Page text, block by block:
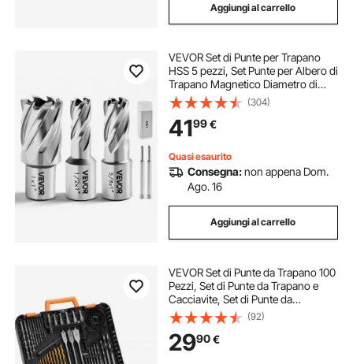
Aggiungi al carrello
VEVOR Set di Punte per Trapano
HSS 5 pezzi, Set Punte per Albero di
Trapano Magnetico Diametro di
Taglio 12,7/15,87/25,4 mm con 2
Perni di Centraggio Profondità di
Taglio 25,4 mm, Scatole di Plastica
(304)
4199€
Quasi esaurito
Consegna:non appena Dom.
Ago. 16
Aggiungi al carrello
VEVOR Set di Punte da Trapano 100
Pezzi, Set di Punte da Trapano e
Cacciavite, Set di Punte da
Cacciavite Adatte per Foratura di
Metallo, Kit Combinato Assortiti in
Custodia per Trasporto Organizzata
(92)
2990€